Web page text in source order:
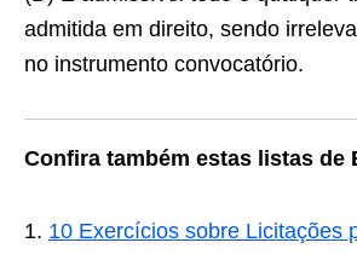
admitida em direito, sendo
no instrumento convocatório.
Confira também estas listas de
10 Exercícios sobre Licitações